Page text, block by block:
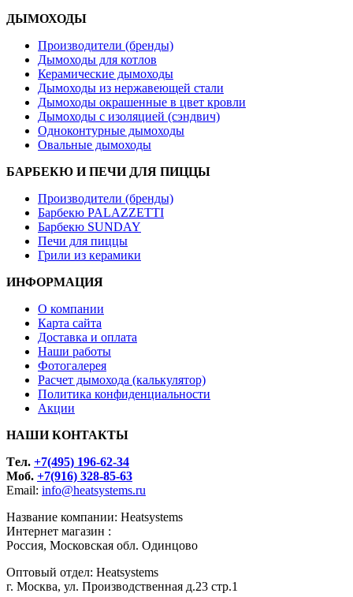
ДЫМОХОДЫ
Производители (бренды)
Дымоходы для котлов
Керамические дымоходы
Дымоходы из нержавеющей стали
Дымоходы окрашенные в цвет кровли
Дымоходы с изоляцией (сэндвич)
Одноконтурные дымоходы
Овальные дымоходы
БАРБЕКЮ И ПЕЧИ ДЛЯ ПИЦЦЫ
Производители (бренды)
Барбекю PALAZZETTI
Барбекю SUNDAY
Печи для пиццы
Грили из керамики
ИНФОРМАЦИЯ
О компании
Карта сайта
Доставка и оплата
Наши работы
Фотогалерея
Расчет дымохода (калькулятор)
Политика конфиденциальности
Акции
НАШИ КОНТАКТЫ
Tел. +7(495) 196-62-34
Моб. +7(916) 328-85-63
Email: info@heatsystems.ru
Название компании: Heatsystems
Интернет магазин :
Россия, Московская обл. Одинцово
Оптовый отдел: Heatsystems
г. Москва, ул. Производственная д.23 стр.1